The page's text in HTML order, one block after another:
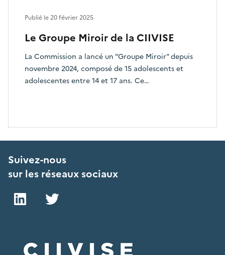
Le Groupe Miroir de la CIIVISE
La Commission a lancé un "Groupe Miroir" depuis
novembre 2024, composé de 15 adolescents et
adolescentes entre 14 et 17 ans. Ce…
Publié le20 février 2025
Suivez-nous
sur les réseaux sociaux
LinkedIn